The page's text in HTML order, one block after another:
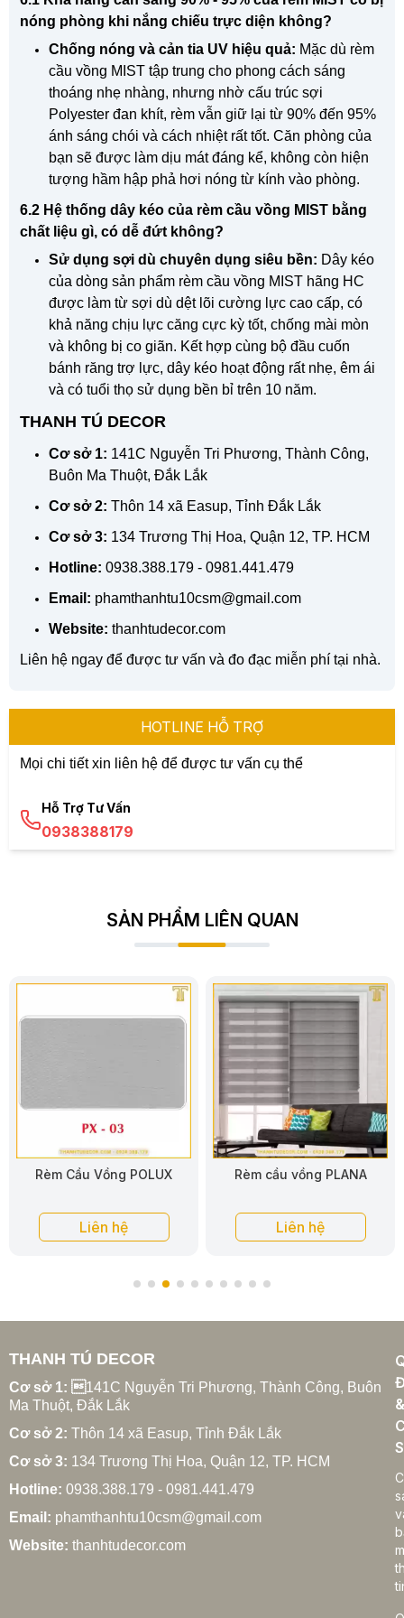
nóng phòng khi nắng chiếu trực diện không?
Chống nóng và cản tia UV hiệu quả: Mặc dù rèm
cầu vồng MIST tập trung cho phong cách sáng
thoáng nhẹ nhàng, nhưng nhờ cấu trúc sợi
Polyester đan khít, rèm vẫn giữ lại từ 90% đến 95%
ánh sáng chói và cách nhiệt rất tốt. Căn phòng của
bạn sẽ được làm dịu mát đáng kể, không còn hiện
tượng hầm hập phả hơi nóng từ kính vào phòng.
6.2 Hệ thống dây kéo của rèm cầu vồng MIST bằng
chất liệu gì, có dễ đứt không?
Sử dụng sợi dù chuyên dụng siêu bền: Dây kéo
của dòng sản phẩm rèm cầu vồng MIST hãng HC
được làm từ sợi dù dệt lõi cường lực cao cấp, có
khả năng chịu lực căng cực kỳ tốt, chống mài mòn
và không bị co giãn. Kết hợp cùng bộ đầu cuốn
bánh răng trợ lực, dây kéo hoạt động rất nhẹ, êm ái
và có tuổi thọ sử dụng bền bỉ trên 10 năm.
THANH TÚ DECOR
Cơ sở 1: 141C Nguyễn Tri Phương, Thành Công,
Buôn Ma Thuột, Đắk Lắk
Cơ sở 2: Thôn 14 xã Easup, Tỉnh Đắk Lắk
Cơ sở 3: 134 Trương Thị Hoa, Quận 12, TP. HCM
Hotline: 0938.388.179 - 0981.441.479
Email: phamthanhtu10csm@gmail.com
Website: thanhtudecor.com
Liên hệ ngay để được tư vấn và đo đạc miễn phí tại nhà.
HOTLINE HỖ TRỢ
Mọi chi tiết xin liên hệ để được tư vấn cụ thể
Hỗ Trợ Tư Vấn
0938388179
SẢN PHẨM LIÊN QUAN
Rèm cầu vồng PLANA
Liên hệ
Rèm cầu vồng PLISTO
Liên hệ
THANH TÚ DECOR
Cơ sở 1: 141C Nguyễn Tri Phương, Thành Công, Buôn
Ma Thuột, Đắk Lắk
Cơ sở 2: Thôn 14 xã Easup, Tỉnh Đắk Lắk
Cơ sở 3: 134 Trương Thị Hoa, Quận 12, TP. HCM
Hotline: 0938.388.179 - 0981.441.479
Email: phamthanhtu10csm@gmail.com
Website: thanhtudecor.com
&